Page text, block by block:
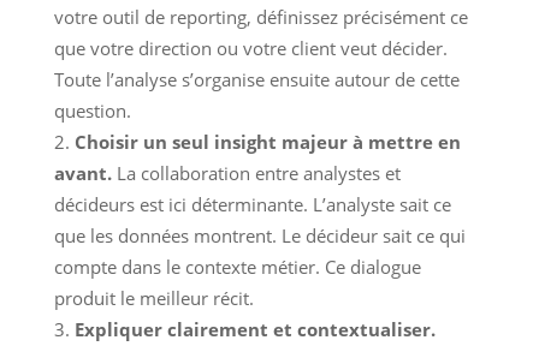
votre outil de reporting, définissez précisément ce
que votre direction ou votre client veut décider.
Toute l’analyse s’organise ensuite autour de cette
question.
Choisir un seul insight majeur à mettre en
avant.La collaboration entre analystes et
décideurs est ici déterminante. L’analyste sait ce
que les données montrent. Le décideur sait ce qui
compte dans le contexte métier. Ce dialogue
produit le meilleur récit.
Expliquer clairement et contextualiser.